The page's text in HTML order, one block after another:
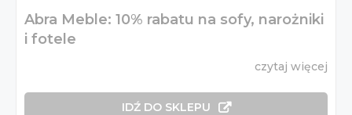
Abra Meble: 10% rabatu na sofy, narożniki
i fotele
czytaj więcej
IDŹ DO SKLEPU